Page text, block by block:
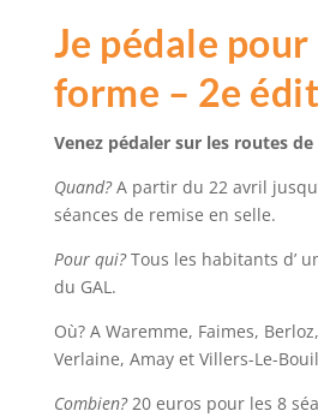
Je pédale pour
forme – 2e
Venez pédaler sur les routes de
Quand?A partir du 22 avril
séances de remise en selle.
Pour qui?Tous les habitants d’
du GAL.
Où? A Waremme, Faimes,
Verlaine, Amay et Villers-Le-
Combien?20 euros pour les 8